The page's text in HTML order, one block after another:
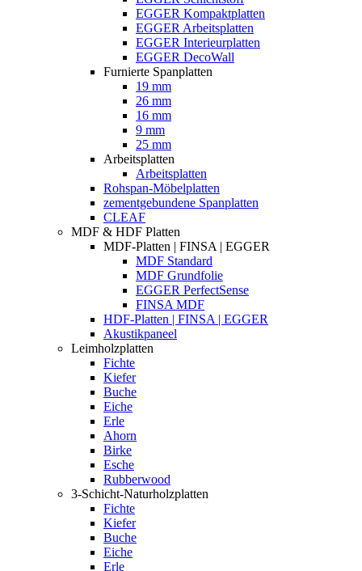
EGGER Kompaktplatten
EGGER Arbeitsplatten
EGGER Interieurplatten
EGGER DecoWall
Furnierte Spanplatten
19 mm
26 mm
16 mm
9 mm
25 mm
Arbeitsplatten
Arbeitsplatten
Rohspan-Möbelplatten
zementgebundene Spanplatten
CLEAF
MDF & HDF Platten
MDF-Platten | FINSA | EGGER
MDF Standard
MDF Grundfolie
EGGER PerfectSense
FINSA MDF
HDF-Platten | FINSA | EGGER
Akustikpaneel
Leimholzplatten
Fichte
Kiefer
Buche
Eiche
Erle
Ahorn
Birke
Esche
Rubberwood
3-Schicht-Naturholzplatten
Fichte
Kiefer
Buche
Eiche
Erle